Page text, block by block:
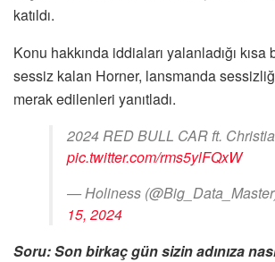
katıldı.
Konu hakkında iddiaları yalanladığı kısa
sessiz kalan Horner, lansmanda
merak edilenleri yanıtladı.
2024 RED BULL CAR ft.
pic.twitter.com/rms5ylFQxW
— Holiness
15, 2024
Soru: Son birkaç gün sizin adınıza